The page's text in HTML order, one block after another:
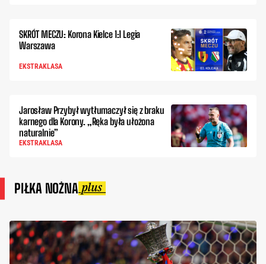
SKRÓT MECZU: Korona Kielce 1:1 Legia
Warszawa
EKSTRAKLASA
Jarosław Przybył wytłumaczył się z braku
karnego dla Korony. „Ręka była ułożona
naturalnie”
EKSTRAKLASA
PIŁKA NOŻNA